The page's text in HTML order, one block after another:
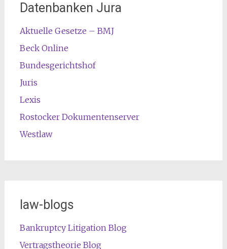
Datenbanken Jura
Aktuelle Gesetze – BMJ
Beck Online
Bundesgerichtshof
Juris
Lexis
Rostocker Dokumentenserver
Westlaw
law-blogs
Bankruptcy Litigation Blog
Vertragstheorie Blog